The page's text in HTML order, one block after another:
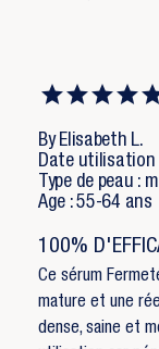
By Elisabeth L.
Date utilisation
Type de peau :
Age : 55-64 ans
100%
Ce sérum
mature et une
dense, saine et